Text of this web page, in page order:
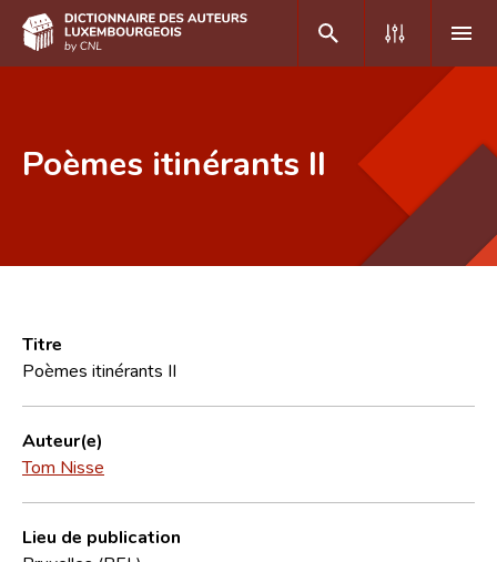
Foire aux questions
CNL
Équipe scientifique
Contact
Poèmes itinérants II
Titre
Poèmes itinérants II
Auteur(e)
Tom Nisse
Lieu de publication